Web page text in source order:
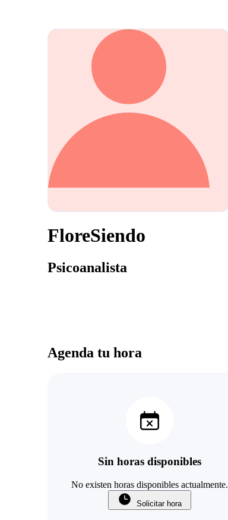
FloreSiendo
Psicoanalista
Agenda tu hora
Sin horas disponibles
No existen horas disponibles actualmente.
Solicitar hora